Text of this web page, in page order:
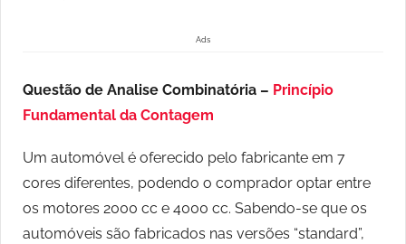
Ads
Questão de Analise Combinatória – Princípio
Fundamental da Contagem
Um automóvel é oferecido pelo fabricante em 7
cores diferentes, podendo o comprador optar entre
os motores 2000 cc e 4000 cc. Sabendo-se que os
automóveis são fabricados nas versões “standard”,